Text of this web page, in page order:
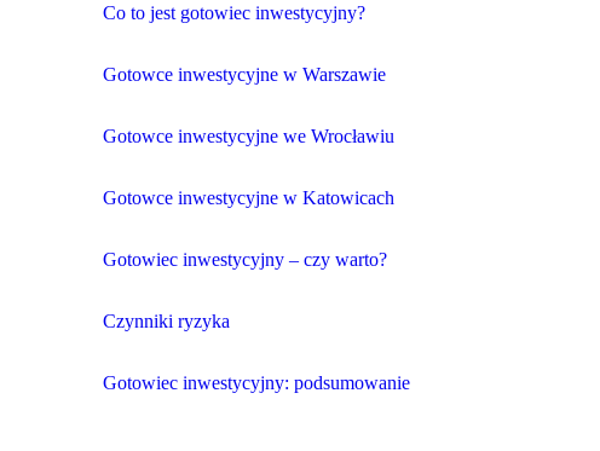
Co to jest gotowiec inwestycyjny?
Gotowce inwestycyjne w Warszawie
Gotowce inwestycyjne we Wrocławiu
Gotowce inwestycyjne w Katowicach
Gotowiec inwestycyjny – czy warto?
Czynniki ryzyka
Gotowiec inwestycyjny: podsumowanie